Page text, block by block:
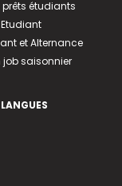
prêts étudiants
et Alternance
job saisonnier